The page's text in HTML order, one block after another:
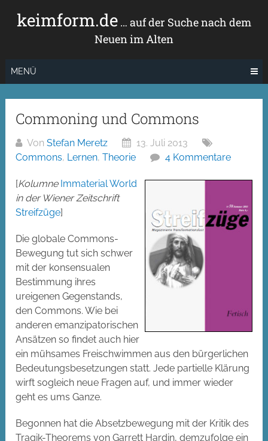
Inhaltkeimform.de… auf der Suche nach dem
Neuen im Alten
MENÜ
Commoning und Commons
VonStefan Meretz
13. Juli 2013
Commons, Lernen,Theorie 4 Kommentare
[Kolumne Immaterial World
in der Wiener Zeitschrift
Streifzüge]
Die globale Commons-
Bewegung tut sich schwer
mit der konsensualen
Bestimmung ihres
ureigenen Gegenstands,
den Commons. Wie bei
anderen emanzipatorischen
Ansätzen so findet auch hier
ein mühsames Freischwimmen aus den bürgerlichen
Bedeutungsbesetzungen statt. Jede partielle Klärung
wirft sogleich neue Fragen auf, und immer wieder
geht es ums Ganze.
Begonnen hat die Absetzbewegung mit der Kritik des
Tragik-Theorems von Garrett Hardin, demzufolge ein